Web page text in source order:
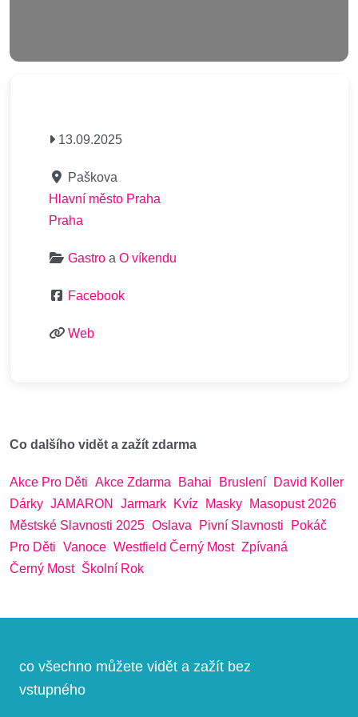
13.09.2025
Paškova
Hlavní město Praha
Praha
Gastro a O víkendu
Facebook
Web
Co dalšího vidět a zažít zdarma
Akce Pro Děti Akce Zdarma Bahai Bruslení
David Koller
Dárky JAMARON Jarmark Kvíz Masky
Masopust 2026
Městské Slavnosti 2025 Oslava Pivní Slavnosti
Pokáč
Pro Děti Vanoce Westfield Černý Most Zpívaná
Černý Most Školní Rok
co všechno můžete vidět a zažít bez
vstupného